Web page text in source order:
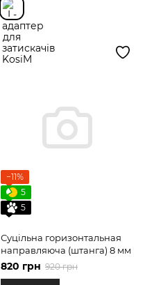
−11%
5
5
Суцільна горизонтальная
направляюча (штанга) 8 мм
820 грн 920 грн